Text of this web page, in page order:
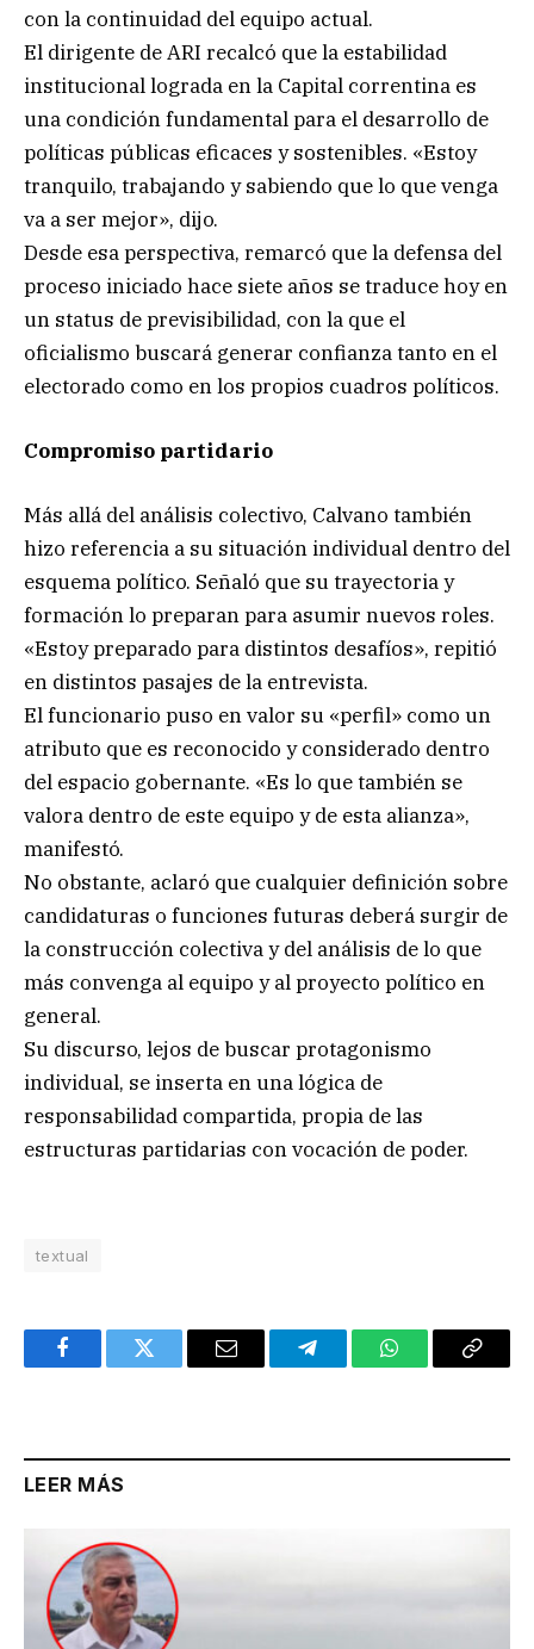
con la continuidad del equipo actual.
El dirigente de ARI recalcó que la estabilidad
institucional lograda en la Capital correntina es
una condición fundamental para el desarrollo de
políticas públicas eficaces y sostenibles. «Estoy
tranquilo, trabajando y sabiendo que lo que venga
va a ser mejor», dijo.
Desde esa perspectiva, remarcó que la defensa del
proceso iniciado hace siete años se traduce hoy en
un status de previsibilidad, con la que el
oficialismo buscará generar confianza tanto en el
electorado como en los propios cuadros políticos.
Compromiso partidario
Más allá del análisis colectivo, Calvano también
hizo referencia a su situación individual dentro del
esquema político. Señaló que su trayectoria y
formación lo preparan para asumir nuevos roles.
«Estoy preparado para distintos desafíos», repitió
en distintos pasajes de la entrevista.
El funcionario puso en valor su «perfil» como un
atributo que es reconocido y considerado dentro
del espacio gobernante. «Es lo que también se
valora dentro de este equipo y de esta alianza»,
manifestó.
No obstante, aclaró que cualquier definición sobre
candidaturas o funciones futuras deberá surgir de
la construcción colectiva y del análisis de lo que
más convenga al equipo y al proyecto político en
general.
Su discurso, lejos de buscar protagonismo
individual, se inserta en una lógica de
responsabilidad compartida, propia de las
estructuras partidarias con vocación de poder.
textual
FacebookTwitter Email TelegramWhatsAppCopy
LEER MÁS